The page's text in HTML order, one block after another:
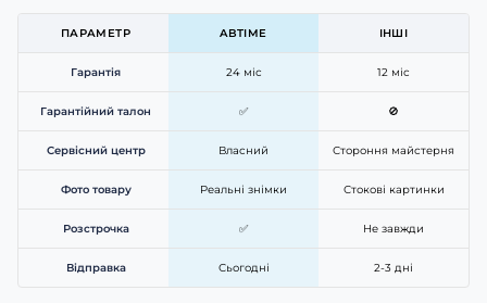
ПАРАМЕТР ABTIME ІНШІ
Гарантія 24 міс 12 міс
Гарантійний талон ✅ 🚫
Сервісний центр Власний Стороння майстерня
Фото товару Реальні знімки Стокові картинки
Розстрочка ✅ Не завжди
Відправка Сьогодні 2-3 дні